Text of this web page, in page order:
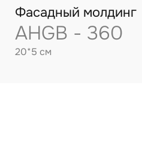
Фасадный молдинг
AHGB - 360
20*5 см